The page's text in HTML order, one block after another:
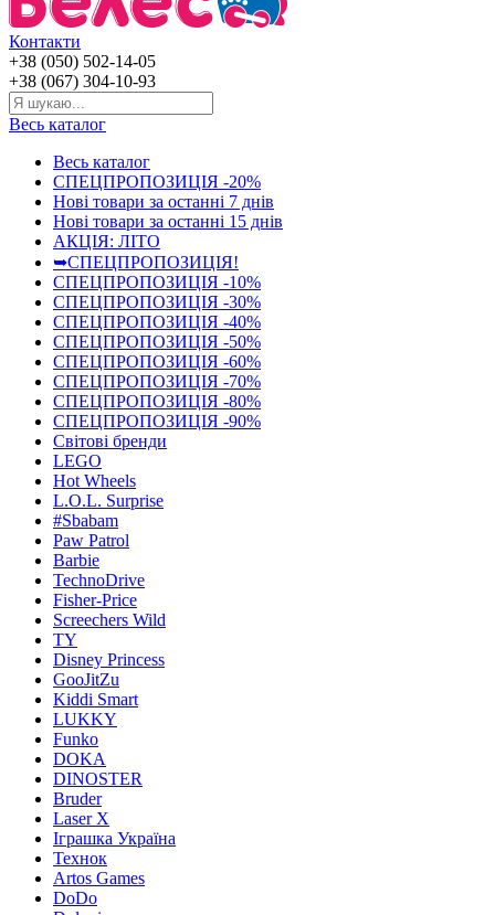
Контакти
+38 (050) 502-14-05
+38 (067) 304-10-93
Весь каталог
Весь каталог
СПЕЦПРОПОЗИЦІЯ -20%
Нові товари за останнi 7 днiв
Нові товари за останнi 15 днiв
АКЦІЯ: ЛІТО
➥СПЕЦПРОПОЗИЦІЯ!
СПЕЦПРОПОЗИЦІЯ -10%
СПЕЦПРОПОЗИЦІЯ -30%
СПЕЦПРОПОЗИЦІЯ -40%
СПЕЦПРОПОЗИЦІЯ -50%
СПЕЦПРОПОЗИЦІЯ -60%
СПЕЦПРОПОЗИЦІЯ -70%
СПЕЦПРОПОЗИЦІЯ -80%
СПЕЦПРОПОЗИЦІЯ -90%
Світові бренди
LEGO
Hot Wheels
L.O.L. Surprise
#Sbabam
Paw Patrol
Barbie
TechnoDrive
Fisher-Price
Screechers Wild
TY
Disney Princess
GooJitZu
Kiddi Smart
LUKKY
Funko
DOKA
DINOSTER
Bruder
Laser X
Іграшка Україна
Технок
Artos Games
DoDo